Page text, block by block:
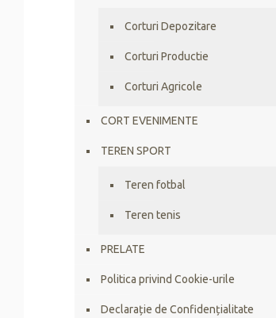
Corturi Depozitare
Corturi Productie
Corturi Agricole
CORT EVENIMENTE
TEREN SPORT
Teren fotbal
Teren tenis
PRELATE
Politica privind Cookie-urile
Declarație de Confidențialitate